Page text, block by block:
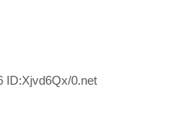
ID:Xjvd6Qx/0.net